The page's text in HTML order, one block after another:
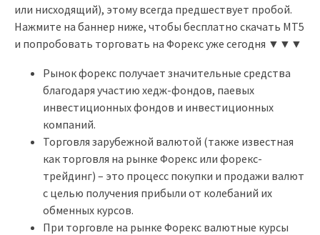
или нисходящий), этому всегда предшествует пробой.
Нажмите на баннер ниже, чтобы бесплатно скачать МТ5
и попробовать торговать на Форекс уже сегодня ▼▼▼
Рынок форекс получает значительные средства
благодаря участию хедж-фондов, паевых
инвестиционных фондов и инвестиционных
компаний.
Торговля зарубежной валютой (также известная
как торговля на рынке Форекс или форекс-
трейдинг) – это процесс покупки и продажи валют
с целью получения прибыли от колебаний их
обменных курсов.
При торговле на рынке Форекс валютные курсы